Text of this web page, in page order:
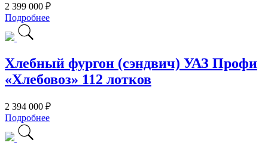
2 399 000 ₽
Подробнее
Хлебный фургон (сэндвич) УАЗ Профи
«Хлебовоз» 112 лотков
2 394 000 ₽
Подробнее